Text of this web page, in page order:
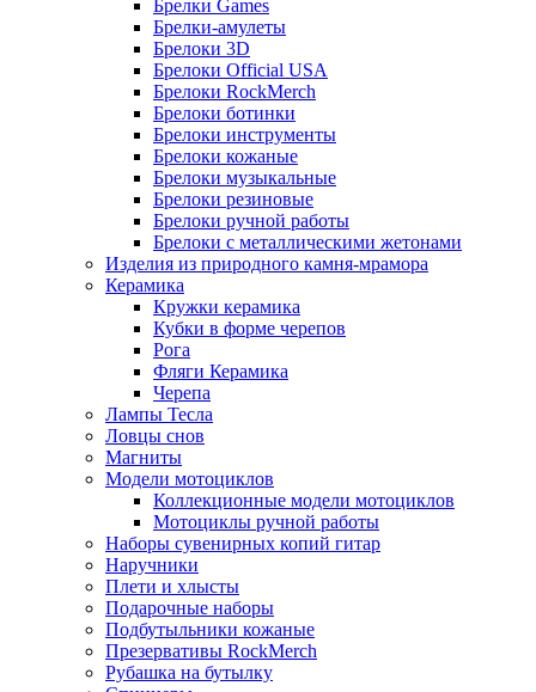
Брелки Games
Брелки-амулеты
Брелоки 3D
Брелоки Official USA
Брелоки RockMerch
Брелоки ботинки
Брелоки инструменты
Брелоки кожаные
Брелоки музыкальные
Брелоки резиновые
Брелоки ручной работы
Брелоки с металлическими жетонами
Изделия из природного камня-мрамора
Керамика
Кружки керамика
Кубки в форме черепов
Рога
Фляги Керамика
Черепа
Лампы Тесла
Ловцы снов
Магниты
Модели мотоциклов
Коллекционные модели мотоциклов
Мотоциклы ручной работы
Наборы сувенирных копий гитар
Наручники
Плети и хлысты
Подарочные наборы
Подбутыльники кожаные
Презервативы RockMerch
Рубашка на бутылку